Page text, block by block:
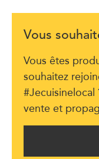
Vous
Vous êtes
souhaitez
vente et